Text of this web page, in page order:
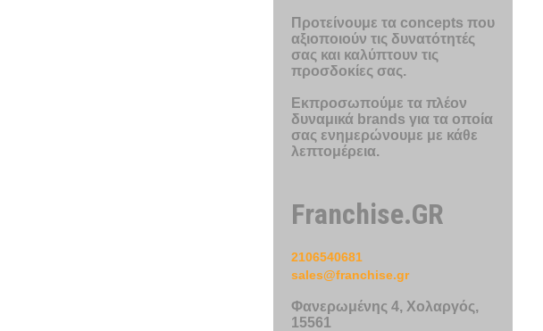
Προτείνουμε τα concepts που
αξιοποιούν τις δυνατότητές
σας και καλύπτουν τις
προσδοκίες σας.
Εκπροσωπούμε τα πλέον
δυναμικά brands για τα οποία
σας ενημερώνουμε με κάθε
λεπτομέρεια.
Franchise.GR
2106540681
sales@franchise.gr
Φανερωμένης 4, Χολαργός,
15561